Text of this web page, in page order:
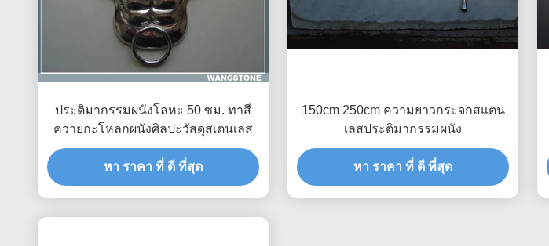
ประติมากรรมผนังโลหะ 50 ซม. ทาสี
ควายกะโหลกผนังศิลปะวัสดุสเตนเลส
หา ราคา ที่ ดี ที่สุด
150cm 250cm ความยาวกระจกสแตน
เลสประติมากรรมผนัง
หา ราคา ที่ ดี ที่สุด